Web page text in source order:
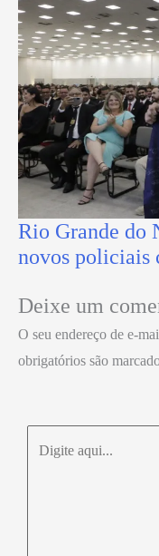
Rio Grande do
novos policiais
Deixe um
O seu endereço de e-
obrigatórios são